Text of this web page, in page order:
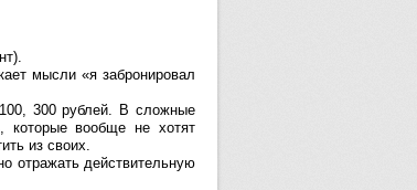
мысли «я забронировал
300 рублей. В сложные
которые вообще не хотят
из своих.
отражать действительную